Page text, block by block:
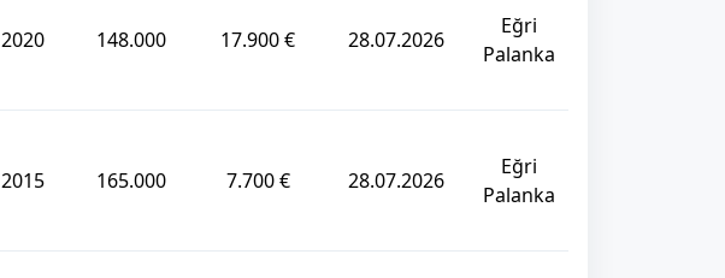
2020 148.000 17.900 € 28.07.2026
Eğri
Palanka
2015 165.000 7.700 € 28.07.2026
Eğri
Palanka